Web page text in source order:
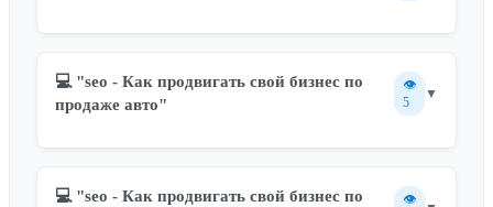
💻 "seo - Как продвигать свой бизнес по
продаже авто"
👁️
5
▼
💻 "seo - Как продвигать свой бизнес по
👁️